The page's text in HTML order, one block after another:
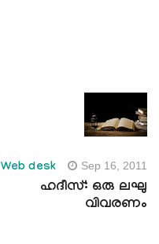
Web desk Sep 16, 2011
ഹദീസ്: ഒരു ലഘു
വിവരണം